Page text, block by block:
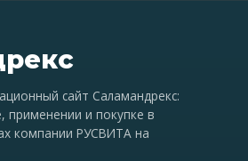
сайт Саламандрекс:
применении и покупке в
компании РУСВИТА на